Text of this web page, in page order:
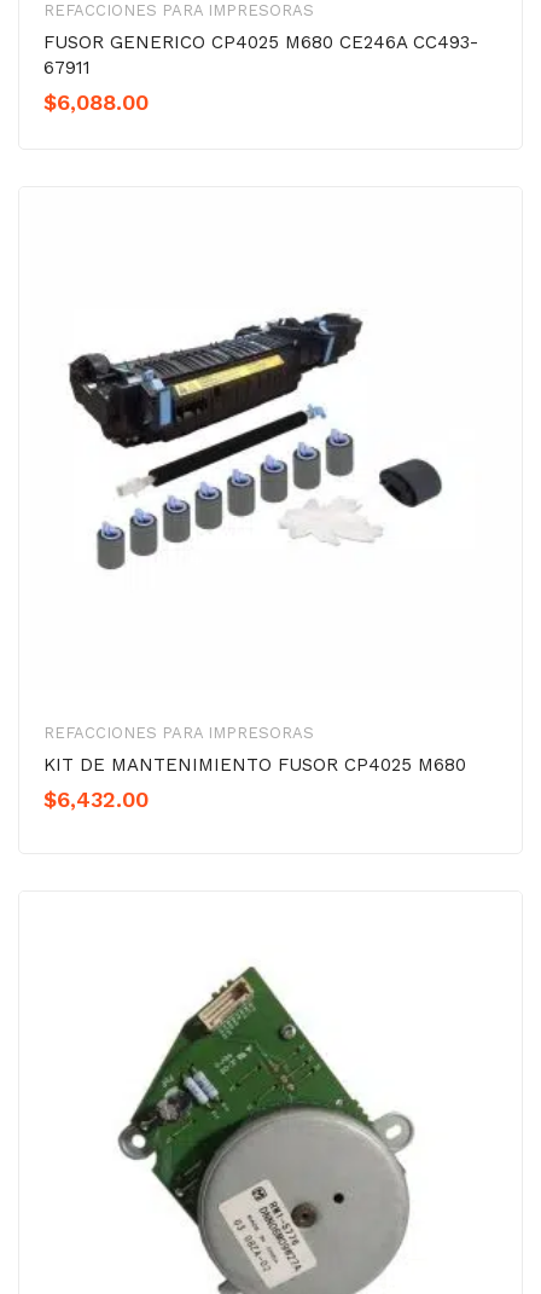
REFACCIONES PARA IMPRESORAS
FUSOR GENERICO CP4025 M680 CE246A CC493-
67911
$6,088.00
REFACCIONES PARA IMPRESORAS
KIT DE MANTENIMIENTO FUSOR CP4025 M680
$6,432.00